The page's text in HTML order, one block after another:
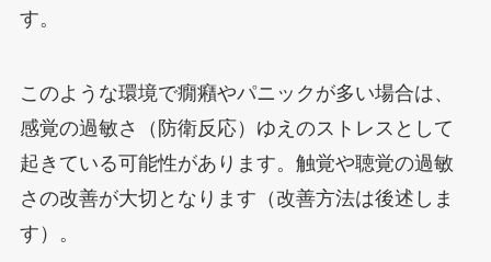
す。
このような環境で癇癪やパニックが多い場合は、
感覚の過敏さ（防衛反応）ゆえのストレスとして
起きている可能性があります。触覚や聴覚の過敏
さの改善が大切となります（改善方法は後述しま
す）。